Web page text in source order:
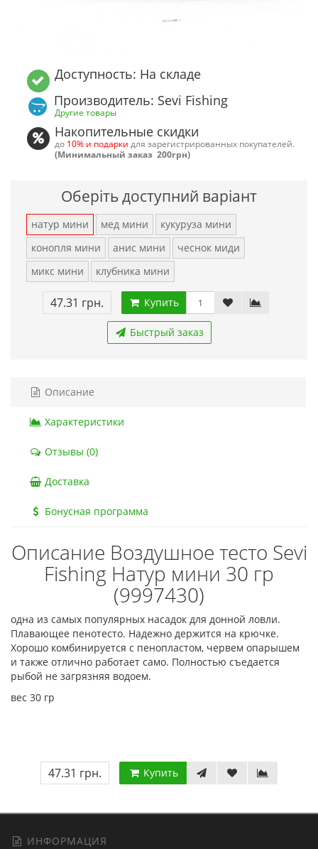
Доступность: На складе
Производитель: Sevi Fishing
Другие товары
Накопительные скидки
до 10% и подарки для зарегистрированных покупателей.
(Минимальный заказ 200грн)
Оберіть доступний варіант
натур мини мед мини
кукуруза мини
конопля мини
анис мини
чеснок миди
микс мини
клубника мини
47.31 грн. Купить
Быстрый заказ
Описание
Характеристики
Отзывы (0)
Доставка
Бонусная программа
Описание Воздушное тесто Sevi
Fishing Натур мини 30 гр
(9997430)
одна из самых популярных насадок для донной ловли.
Плавающее пенотесто. Надежно держится на крючке.
Хорошо комбинируется с пенопластом, червем опарышем
и также отлично работает само. Полностью съедается
рыбой не загрязняя водоем.
вес 30 гр
47.31 грн. Купить
ИНФОРМАЦИЯ